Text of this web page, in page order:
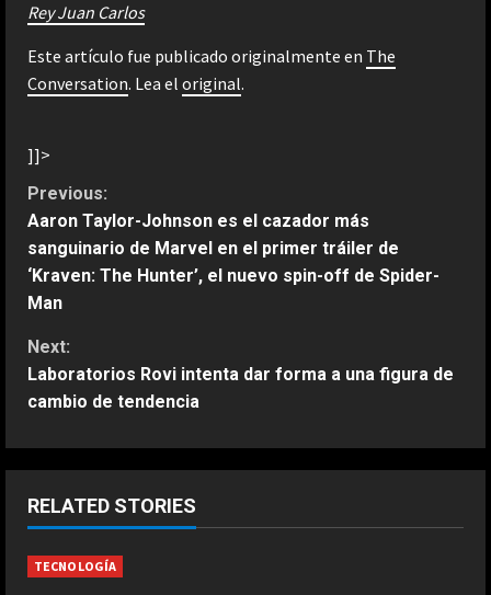
Rey Juan Carlos
Este artículo fue publicado originalmente en The
Conversation. Lea el original.
]]>
C
o
n
t
i
u
e
R
Previous:
Aaron Taylor-Johnson es el cazador más
sanguinario de Marvel en el primer tráiler de
‘Kraven: The Hunter’, el nuevo spin-off de Spider-
Man
Next:
Laboratorios Rovi intenta dar forma a una figura de
cambio de tendencia
RELATED STORIES
TECNOLOGÍA
Fin al culebrón Vinicius: el brasileño
2032